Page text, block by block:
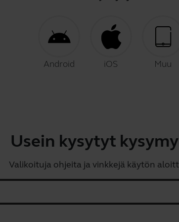
Android iOS Muu
Usein kysytyt
Valikoituja ohjeita ja vinkkejä käytön